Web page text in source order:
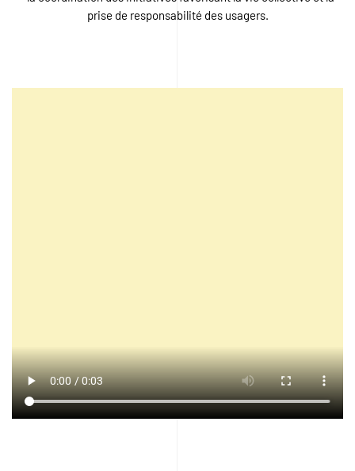
prise de responsabilité des usagers.